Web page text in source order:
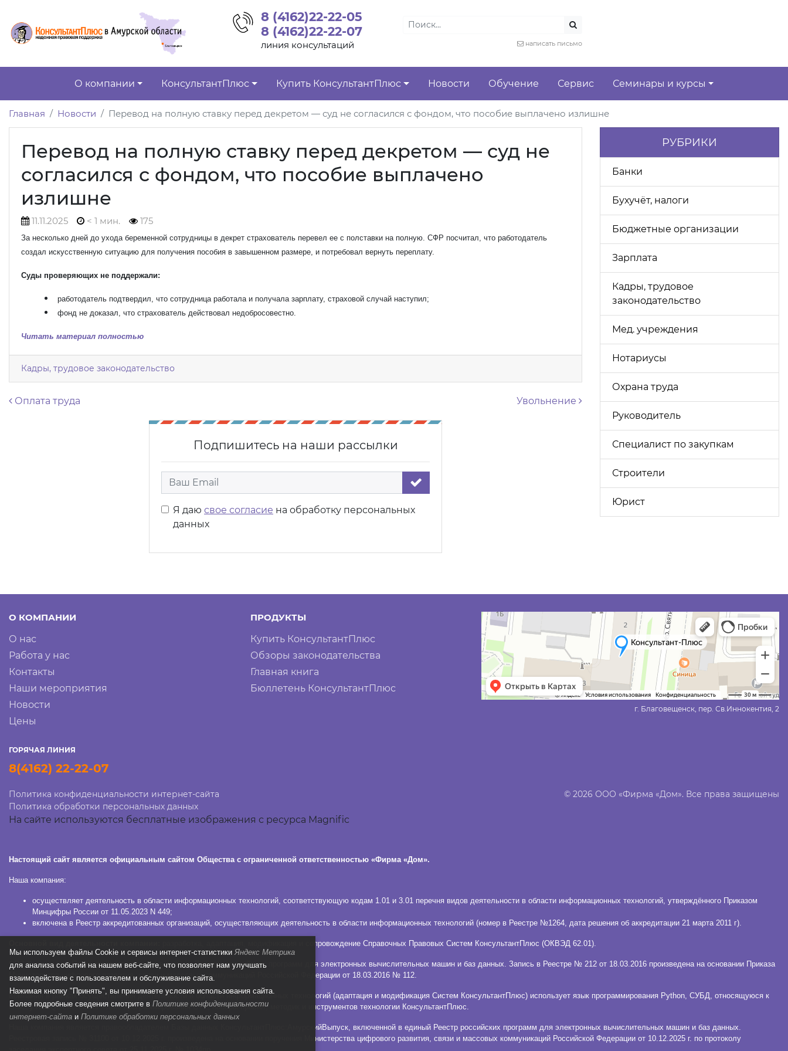
8 (4162)22-22-05
8 (4162)22-22-07
линия консультаций написать письмо
О компании КонсультантПлюс Купить КонсультантПлюс Новости Обучение Сервис Семинары и курсы
Главная Новости Перевод на полную ставку перед декретом — суд не согласился с фондом, что пособие выплачено излишне
Перевод на полную ставку перед декретом — суд не
согласился с фондом, что пособие выплачено
излишне
11.11.2025 < 1 мин. 175
За несколько дней до ухода беременной сотрудницы в декрет страхователь перевел ее с полставки на полную. СФР посчитал, что работодатель
создал искусственную ситуацию для получения пособия в завышенном размере, и потребовал вернуть переплату.
Суды проверяющих не поддержали:
работодатель подтвердил, что сотрудница работала и получала зарплату, страховой случай наступил;
фонд не доказал, что страхователь действовал недобросовестно.
Читать материал полностью
Кадры, трудовое законодательство
Навигация по записям
Оплата труда Увольнение
Подпишитесь на наши рассылки
Я даю свое согласие на обработку персональных
данных
РУБРИКИ
Банки
Бухучёт, налоги
Бюджетные организации
Зарплата
Кадры, трудовое
законодательство
Мед. учреждения
Нотариусы
Охрана труда
Руководитель
Специалист по закупкам
Строители
Юрист
О КОМПАНИИ
О нас
Работа у нас
Контакты
Наши мероприятия
Новости
Цены
ПРОДУКТЫ
Купить КонсультантПлюс
Обзоры законодательства
Главная книга
Бюллетень КонсультантПлюс
г. Благовещенск, пер. Св.Иннокентия, 2
ГОРЯЧАЯ ЛИНИЯ
8(4162) 22-22-07
Политика конфиденциальности интернет-сайта
Политика обработки персональных данных
На сайте используются бесплатные изображения с ресурса Magnific
© 2026 ООО «Фирма «Дом». Все права защищены
Настоящий сайт является официальным сайтом Общества с ограниченной ответственностью «Фирма «Дом».
Наша компания:
осуществляет деятельность в области информационных технологий, соответствующую кодам 1.01 и 3.01 перечня видов деятельности в области информационных технологий, утверждённого Приказом
Минцифры России от 11.05.2023 N 449;
включена в Реестр аккредитованных организаций, осуществляющих деятельность в области информационных технологий (номер в Реестре №1264, дата решения об аккредитации 21 марта 2011 г).
разработка, адаптация, модификация и сопровождение Справочных Правовых Систем КонсультантПлюс (ОКВЭД 62.01).
СПС КонсультантПлюс зарегистрирована в едином Реестре российских программ для электронных вычислительных машин и баз данных. Запись в Реестре № 212 от 18.03.2016 произведена на основании Приказа
Министерства цифрового развития, связи и массовых коммуникаций Российской Федерации от 18.03.2016 № 112.
Компания в рамках осуществления деятельности в области информационных технологий (адаптация и модификация Систем КонсультантПлюс) использует язык программирования Python, СУБД, относящуюся к
классу NoSQL-систем на языке программирования C++, наборы правил, методик и инструментов технологии КонсультантПлюс.
Наша компания является правообладателем Базы данных КонсультантПлюс:АмурскийВыпуск, включенной в единый Реестр российских программ для электронных вычислительных машин и баз данных.
Реестровая запись № 31100 от 10.12.2025 г. произведена на основании поручения Министерства цифрового развития, связи и массовых коммуникаций Российской Федерации от 10.12.2025 г. по протоколу
Мы используем файлы Сookie и сервисы интернет-статистикиЯндекс Метрика
для анализа событий на нашем веб-сайте, что позволяет нам улучшать
взаимодействие с пользователем и обслуживание сайта.
Нажимая кнопку "Принять", вы принимаете условия использования сайта.
Более подробные сведения смотрите в Политике конфиденциальности
интернет-сайта и Политике обработки персональных данных